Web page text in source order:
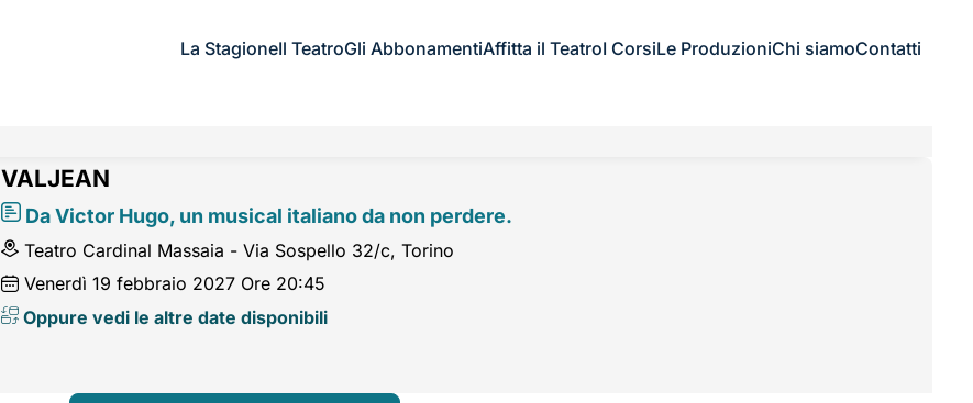
La StagioneIl TeatroGli AbbonamentiAffitta il TeatroI CorsiLe ProduzioniChi siamoContatti
VALJEAN
Da Victor Hugo, un musical italiano da non perdere.
Teatro Cardinal Massaia - Via Sospello 32/c, Torino
Venerdì 19 febbraio 2027 Ore 20:45
Oppure vedi le altre date disponibili